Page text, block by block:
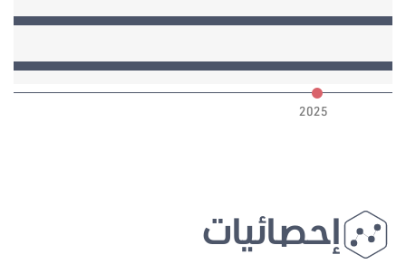
2025
إحصائيات